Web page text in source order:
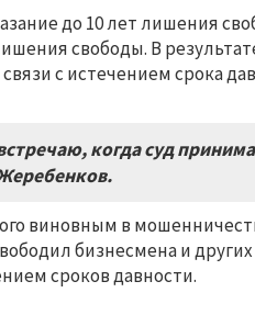
до 10 лет лишения
свободы. В
с истечением срока
когда суд
виновным в
бизнесмена и
сроков давности.